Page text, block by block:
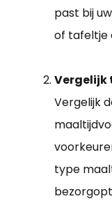
past bij
of tafeltje
Vergelijk
Vergelijk
type